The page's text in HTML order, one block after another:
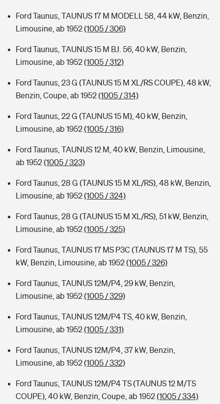
Ford Taunus, TAUNUS 17 M MODELL 58, 44 kW, Benzin,
Limousine, ab 1952(1005 / 306)
Ford Taunus, TAUNUS 15 M BJ. 56, 40 kW, Benzin,
Limousine, ab 1952(1005 / 312)
Ford Taunus, 23 G (TAUNUS 15 M XL/RS COUPE), 48 kW,
Benzin, Coupe, ab 1952(1005 / 314)
Ford Taunus, 22 G (TAUNUS 15 M), 40 kW, Benzin,
Limousine, ab 1952(1005 / 316)
Ford Taunus, TAUNUS 12 M, 40 kW, Benzin, Limousine,
ab 1952(1005 / 323)
Ford Taunus, 28 G (TAUNUS 15 M XL/RS), 48 kW, Benzin,
Limousine, ab 1952(1005 / 324)
Ford Taunus, 28 G (TAUNUS 15 M XL/RS), 51 kW, Benzin,
Limousine, ab 1952(1005 / 325)
Ford Taunus, TAUNUS 17 MS P3C (TAUNUS 17 M TS), 55
kW, Benzin, Limousine, ab 1952(1005 / 326)
Ford Taunus, TAUNUS 12M/P4, 29 kW, Benzin,
Limousine, ab 1952(1005 / 329)
Ford Taunus, TAUNUS 12M/P4 TS, 40 kW, Benzin,
Limousine, ab 1952(1005 / 331)
Ford Taunus, TAUNUS 12M/P4, 37 kW, Benzin,
Limousine, ab 1952(1005 / 332)
Ford Taunus, TAUNUS 12M/P4 TS (TAUNUS 12 M/TS
COUPE), 40 kW, Benzin, Coupe, ab 1952(1005 / 334)